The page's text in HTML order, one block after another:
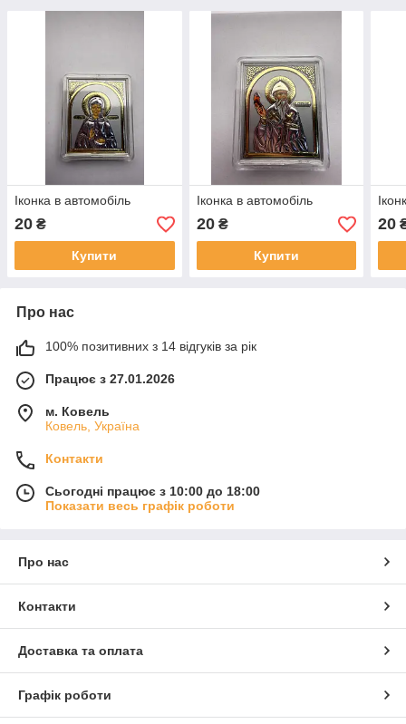
Іконка в автомобіль
20 ₴
Купити
Іконка в автомобіль
20₴
Купити
20
Про нас
100% позитивних з 14 відгуків за рік
Працює з 27.01.2026
м. Ковель
Ковель, Україна
Контакти
Сьогодні працює з 10:00 до 18:00
Показати весь графік роботи
Про нас
Контакти
Доставка та оплата
Графік роботи